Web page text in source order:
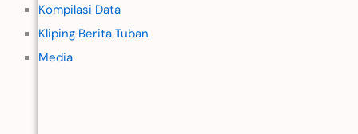
Kompilasi Data
Kliping Berita Tuban
Media